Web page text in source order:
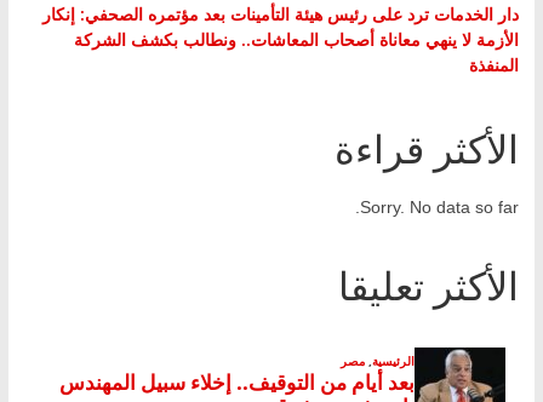
دار الخدمات ترد على رئيس هيئة التأمينات بعد مؤتمره الصحفي: إنكار
الأزمة لا ينهي معاناة أصحاب المعاشات.. ونطالب بكشف الشركة
المنفذة
الأكثر قراءة
Sorry. No data so far.
الأكثر تعليقا